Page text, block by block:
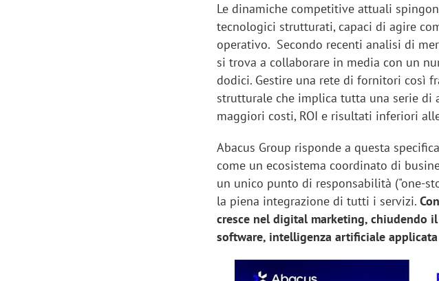
Le dinamiche competitive attuali
tecnologici strutturati, capaci di agire
operativo. Secondo recenti analisi di
si trova a collaborare in media con un
dodici. Gestire una rete di fornitori così
strutturale che implica tutta una serie di
maggiori costi, ROI e risultati inferiori
Abacus Group risponde a questa
come un ecosistema coordinato di
un unico punto di responsabilità ("one-
la piena integrazione di tutti i servizi.
cresce nel digital marketing, chiudendo
software, intelligenza artificiale
comunicazione crea un brand food:
Emanuele Viora di Deloitte Digital:
«La creatività resta centrale, l’AI
amplificare il talento»